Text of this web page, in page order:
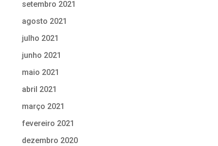
setembro 2021
agosto 2021
julho 2021
junho 2021
maio 2021
abril 2021
março 2021
fevereiro 2021
dezembro 2020